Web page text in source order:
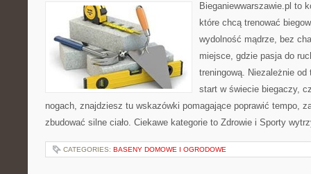
Bieganiewwarszawie.pl to
które chcą trenować
wydolność mądrze, bez
miejsce, gdzie pasja do
treningową. Niezależnie
start w świecie biegaczy,
nogach, znajdziesz tu wskazówki pomagające poprawić tempo,
zbudować silne ciało. Ciekawe kategorie to Zdrowie i Sporty
CATEGORIES: BASENY DOMOWE I OGRODOWE